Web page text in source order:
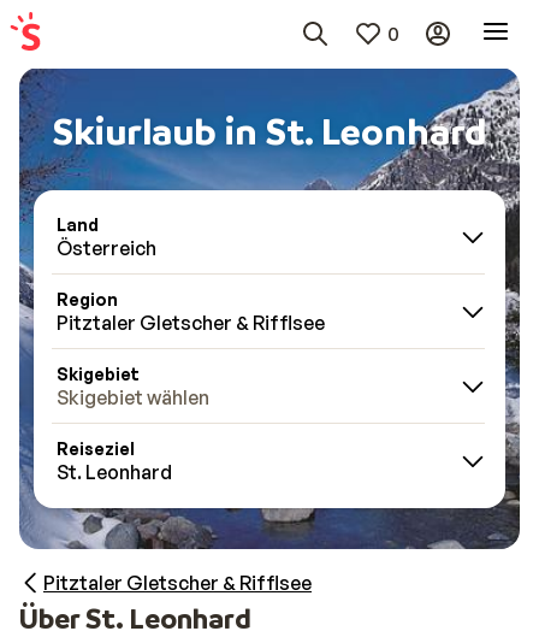
0
Skiurlaub in St. Leonhard
Land
Österreich
Region
Pitztaler Gletscher & Rifflsee
Skigebiet
Skigebiet wählen
Reiseziel
St. Leonhard
Pitztaler Gletscher & Rifflsee
Über St. Leonhard